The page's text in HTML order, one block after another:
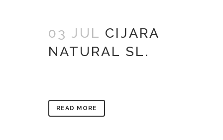
03 JUL CIJARA
NATURAL SL.
READ MORE